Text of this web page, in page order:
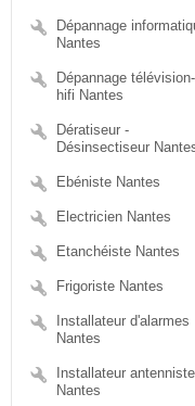
Dépannage
Nantes
Dépannage télévision-
hifi Nantes
Dératiseur -
Désinsectiseur
Ebéniste Nantes
Electricien Nantes
Etanchéiste Nantes
Frigoriste Nantes
Installateur d'alarmes
Nantes
Installateur antenniste
Nantes